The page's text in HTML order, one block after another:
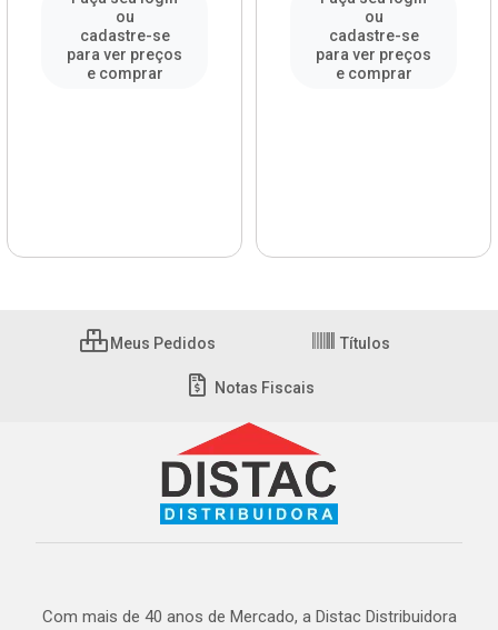
ou
cadastre-se
para ver preços
e comprar
ou
cadastre-se
para ver preços
e comprar
Meus Pedidos Títulos
Notas Fiscais
Com mais de 40 anos de Mercado, a Distac Distribuidora